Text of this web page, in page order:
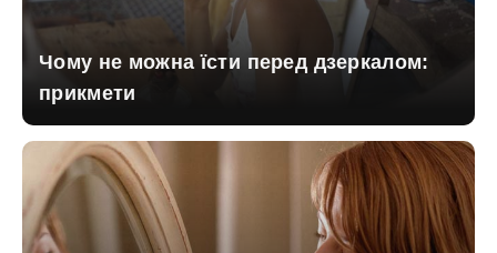
Чому не можна їсти перед дзеркалом:
прикмети